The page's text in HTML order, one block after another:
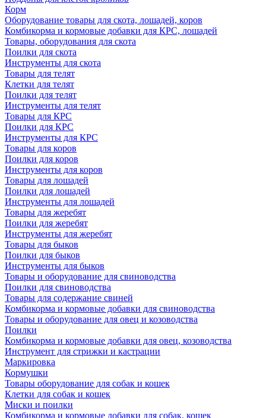
Корм
Оборудование товары для скота, лошадей, коров
Комбикорма и кормовые добавки для КРС, лошадей
Товары, оборудования для скота
Поилки для скота
Инструменты для скота
Товары для телят
Клетки для телят
Поилки для телят
Инструменты для телят
Товары для КРС
Поилки для КРС
Инструменты для КРС
Товары для коров
Поилки для коров
Инструменты для коров
Товары для лошадей
Поилки для лошадей
Инструменты для лошадей
Товары для жеребят
Поилки для жеребят
Инструменты для жеребят
Товары для быков
Поилки для быков
Инструменты для быков
Товары и оборудование для свиноводства
Поилки для свиноводства
Товары для содержание свиней
Комбикорма и кормовые добавки для свиноводства
Товары и оборудование для овец и козоводства
Поилки
Комбикорма и кормовые добавки для овец, козоводства
Инструмент для стрижки и кастрации
Маркировка
Кормушки
Товары оборудование для собак и кошек
Клетки для собак и кошек
Миски и поилки
Комбикорма и кормовые добавки для собак, кошек